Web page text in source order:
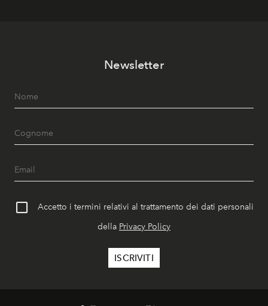
Newsletter
Accetto i termini relativi al trattamento dei dati personali
della Privacy Policy